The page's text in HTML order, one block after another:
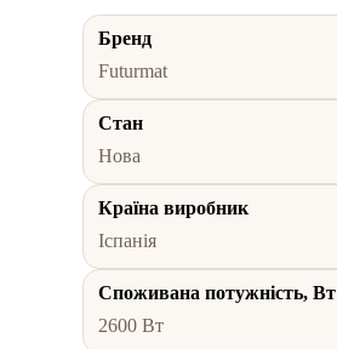
Бренд
Futurmat
Стан
Нова
Країна виробник
Іспанія
Споживана потужність, Вт
2600 Вт